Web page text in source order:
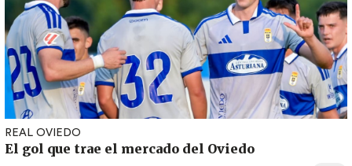
REAL OVIEDO
El gol que trae el mercado del Oviedo